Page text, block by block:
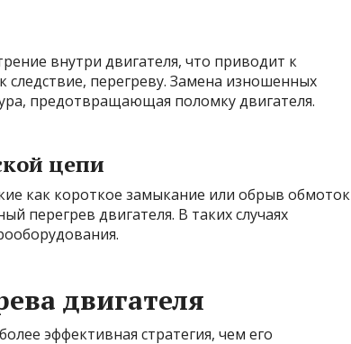
внутри двигателя, что приводит к
следствие, перегреву. Замена изношенных
предотвращающая поломку двигателя.
цепи
как короткое замыкание или обрыв обмоток
перегрев двигателя. В таких случаях
двигателя
эффективная стратегия, чем его